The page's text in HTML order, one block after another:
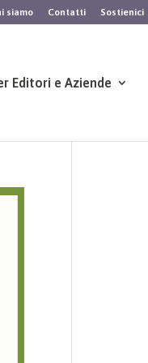
siamo Contatti Sostienici
Editori e Aziende